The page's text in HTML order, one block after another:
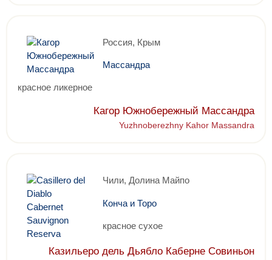
Россия, Крым
Массандра
красное ликерное
Кагор Южнобережный Массандра
Yuzhnoberezhny Kahor Massandra
Чили, Долина Майпо
Конча и Торо
красное сухое
Казильеро дель Дьябло Каберне Совиньон